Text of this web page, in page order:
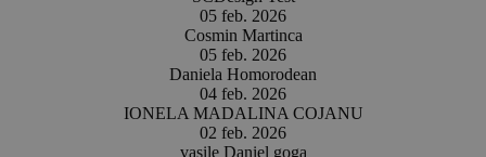
05 feb. 2026
Cosmin Martinca
05 feb. 2026
Daniela Homorodean
04 feb. 2026
IONELA MADALINA COJANU
02 feb. 2026
vasile Daniel goga